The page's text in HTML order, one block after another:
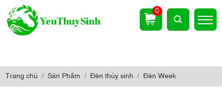
0
Trang chủ Sản Phẩm Đèn thủy sinh Đèn Week